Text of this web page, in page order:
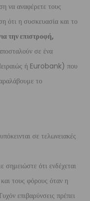
να αναφέρετε τους
ότι η συσκευασία και το
την επιστροφή,
σε ένα
ή Eurobank) που
το
σε τελωνειακές
ότι ενδέχεται
τους φόρους όταν η
επιβαρύνσεις πρέπει